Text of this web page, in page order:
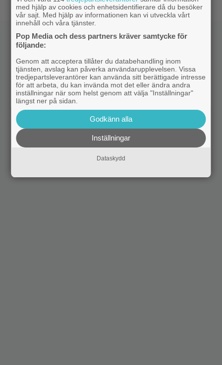
med hjälp av cookies och enhetsidentifierare då du besöker
vår sajt. Med hjälp av informationen kan vi utveckla vårt
innehåll och våra tjänster.
Pop Media och dess partners kräver samtycke för
följande:
Genom att acceptera tillåter du databehandling inom
tjänsten, avslag kan påverka användarupplevelsen. Vissa
tredjepartsleverantörer kan använda sitt berättigade intresse
för att arbeta, du kan invända mot det eller ändra andra
inställningar när som helst genom att välja "Inställningar"
längst ner på sidan.
Godkänn alla
Inställningar
Dataskydd